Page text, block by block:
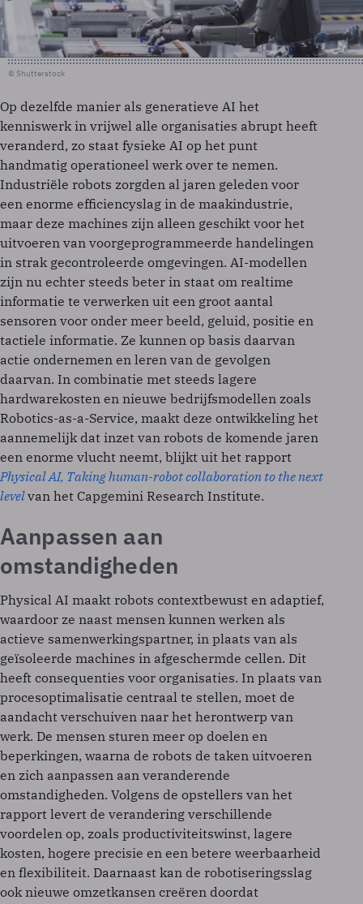
© Shutterstock
Op dezelfde manier als generatieve AI het
kenniswerk in vrijwel alle organisaties abrupt heeft
veranderd, zo staat fysieke AI op het punt
handmatig operationeel werk over te nemen.
Industriële robots zorgden al jaren geleden voor
een enorme efficiencyslag in de maakindustrie,
maar deze machines zijn alleen geschikt voor het
uitvoeren van voorgeprogrammeerde handelingen
in strak gecontroleerde omgevingen. AI-modellen
zijn nu echter steeds beter in staat om realtime
informatie te verwerken uit een groot aantal
sensoren voor onder meer beeld, geluid, positie en
tactiele informatie. Ze kunnen op basis daarvan
actie ondernemen en leren van de gevolgen
daarvan. In combinatie met steeds lagere
hardwarekosten en nieuwe bedrijfsmodellen zoals
Robotics-as-a-Service, maakt deze ontwikkeling het
aannemelijk dat inzet van robots de komende jaren
een enorme vlucht neemt, blijkt uit het rapport
Physical AI, Taking human-robot collaboration to the next
levelvan het Capgemini Research Institute.
Aanpassen aan
omstandigheden
Physical AI maakt robots contextbewust en adaptief,
waardoor ze naast mensen kunnen werken als
actieve samenwerkingspartner, in plaats van als
geïsoleerde machines in afgeschermde cellen. Dit
heeft consequenties voor organisaties. In plaats van
procesoptimalisatie centraal te stellen, moet de
aandacht verschuiven naar het herontwerp van
werk. De mensen sturen meer op doelen en
beperkingen, waarna de robots de taken uitvoeren
en zich aanpassen aan veranderende
omstandigheden. Volgens de opstellers van het
rapport levert de verandering verschillende
voordelen op, zoals productiviteitswinst, lagere
kosten, hogere precisie en een betere weerbaarheid
en flexibiliteit. Daarnaast kan de robotiseringsslag
ook nieuwe omzetkansen creëren doordat